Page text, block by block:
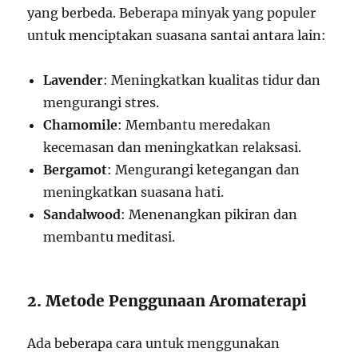
yang berbeda. Beberapa minyak yang populer
untuk menciptakan suasana santai antara lain:
Lavender: Meningkatkan kualitas tidur dan
mengurangi stres.
Chamomile: Membantu meredakan
kecemasan dan meningkatkan relaksasi.
Bergamot: Mengurangi ketegangan dan
meningkatkan suasana hati.
Sandalwood: Menenangkan pikiran dan
membantu meditasi.
2. Metode Penggunaan Aromaterapi
Ada beberapa cara untuk menggunakan